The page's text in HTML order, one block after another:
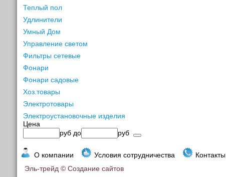
Теплый пол
Удлинители
Умный Дом
Управление светом
Фильтры сетевые
Фонари
Фонари садовые
Хоз.товары
Электротовары
Электроустановочные изделия
Цена
руб до руб
О компании Условия сотрудничества Контакты
Эль-трейд © Создание сайтов